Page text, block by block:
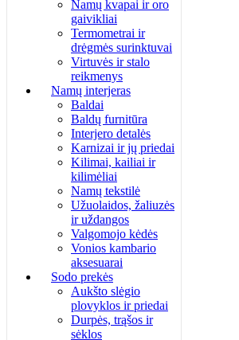
Namų kvapai ir oro
gaivikliai
Termometrai ir
drėgmės surinktuvai
Virtuvės ir stalo
reikmenys
Namų interjeras
Baldai
Baldų furnitūra
Interjero detalės
Karnizai ir jų priedai
Kilimai, kailiai ir
kilimėliai
Namų tekstilė
Užuolaidos, žaliuzės
ir uždangos
Valgomojo kėdės
Vonios kambario
aksesuarai
Sodo prekės
Aukšto slėgio
plovyklos ir priedai
Durpės, trąšos ir
sėklos